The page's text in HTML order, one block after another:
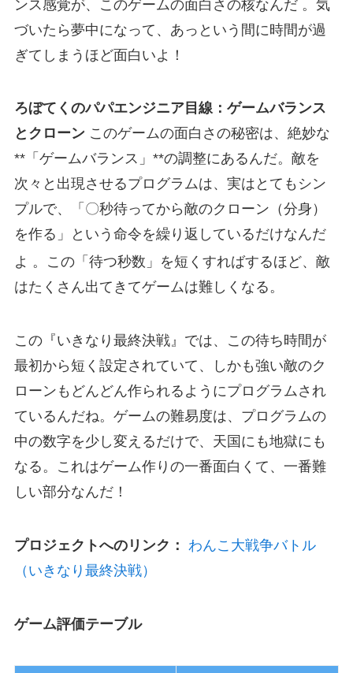
ンス感覚が、このゲームの面白さの核なんだ 。気
づいたら夢中になって、あっという間に時間が過
ぎてしまうほど面白いよ！
ろぼてくのパパエンジニア目線：ゲームバランス
とクローンこのゲームの面白さの秘密は、絶妙な
**「ゲームバランス」**の調整にあるんだ。敵を
次々と出現させるプログラムは、実はとてもシン
プルで、「〇秒待ってから敵のクローン（分身）
を作る」という命令を繰り返しているだけなんだ
よ 。この「待つ秒数」を短くすればするほど、敵
はたくさん出てきてゲームは難しくなる。
この『いきなり最終決戦』では、この待ち時間が
最初から短く設定されていて、しかも強い敵のク
ローンもどんどん作られるようにプログラムされ
ているんだね。ゲームの難易度は、プログラムの
中の数字を少し変えるだけで、天国にも地獄にも
なる。これはゲーム作りの一番面白くて、一番難
しい部分なんだ！
プロジェクトへのリンク： わんこ大戦争バトル
（いきなり最終決戦）
ゲーム評価テーブル